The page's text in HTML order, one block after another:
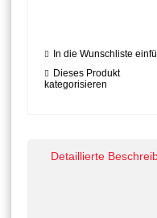
In die Wunschliste
Dieses Produkt
kategorisieren
Detaillierte